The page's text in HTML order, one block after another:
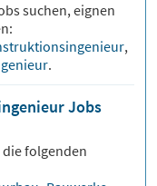
suchen, eignen
,
.
Jobs
folgenden